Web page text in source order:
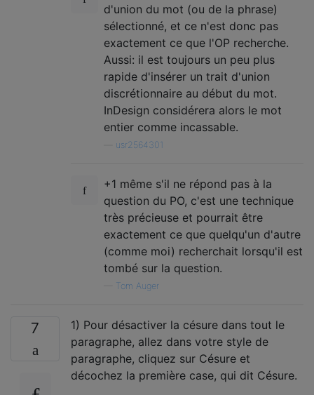
d'union du mot (ou de la phrase)
sélectionné, et ce n'est donc pas
exactement ce que l'OP recherche.
Aussi: il est toujours un peu plus
rapide d'insérer un trait d'union
discrétionnaire au début du mot.
InDesign considérera alors le mot
entier comme incassable.
usr2564301
+1 même s'il ne répond pas à la
question du PO, c'est une technique
très précieuse et pourrait être
exactement ce que quelqu'un d'autre
(comme moi) recherchait lorsqu'il est
tombé sur la question.
Tom Auger
7
1) Pour désactiver la césure dans tout le
paragraphe, allez dans votre style de
paragraphe, cliquez sur Césure et
décochez la première case, qui dit Césure.